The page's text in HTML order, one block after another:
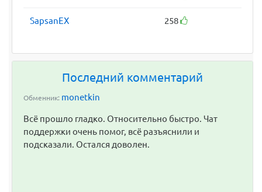
SapsanEX 258
Последний комментарий
Обменник: monetkin
Всё прошло гладко. Относительно быстро. Чат
поддержки очень помог, всё разъяснили и
подсказали. Остался доволен.